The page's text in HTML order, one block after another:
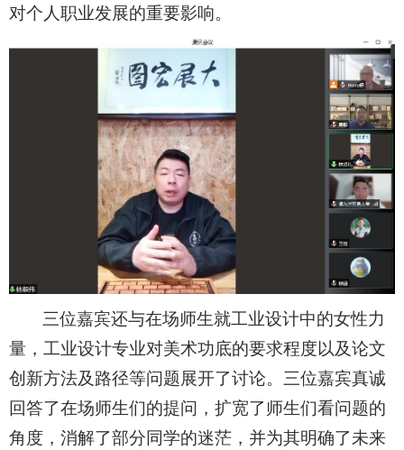
对个人职业发展的重要影响。
三位嘉宾还与在场师生就工业设计中的女性力
量，工业设计专业对美术功底的要求程度以及论文
创新方法及路径等问题展开了讨论。三位嘉宾真诚
回答了在场师生们的提问，扩宽了师生们看问题的
角度，消解了部分同学的迷茫，并为其明确了未来